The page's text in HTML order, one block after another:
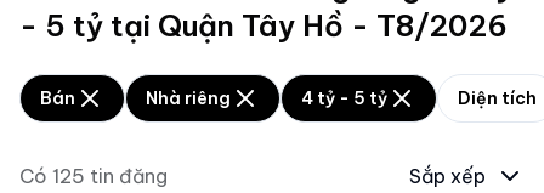
- 5 tỷ tại Quận Tây Hồ - T8/2026
Bán Nhà riêng 4 tỷ - 5 tỷ Diện tích
Có 125 tin đăng Sắp xếp